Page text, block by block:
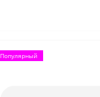
Популярный